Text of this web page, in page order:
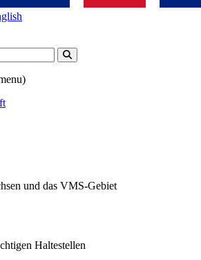
und das VMS-Gebiet
Haltestellen